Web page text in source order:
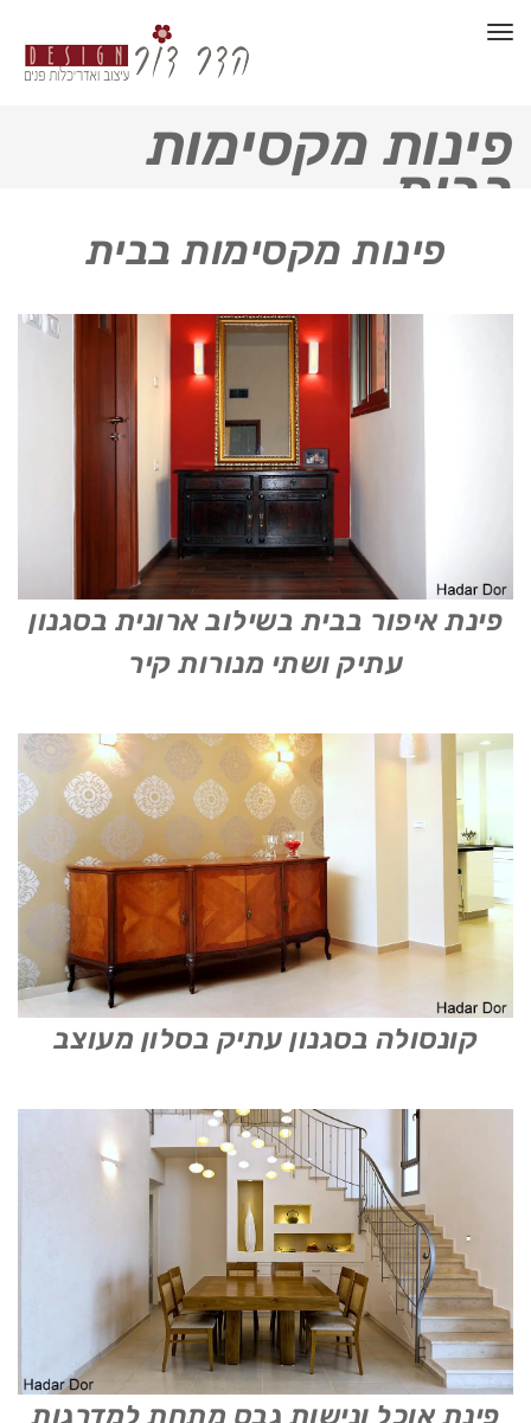
תפריט
פינות מקסימות
בבית
פינות מקסימות בבית
פינת איפור בבית בשילוב ארונית בסגנון
עתיק ושתי מנורות קיר
קונסולה בסגנון עתיק בסלון מעוצב
פינת אוכל ונישות גבס מתחת למדרגות